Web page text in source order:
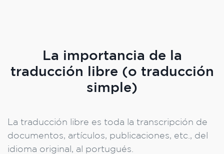
La importancia de la
traducción libre (o traducción
simple)
La traducción libre es toda la transcripción de
documentos, artículos, publicaciones, etc., del
idioma original, al portugués.